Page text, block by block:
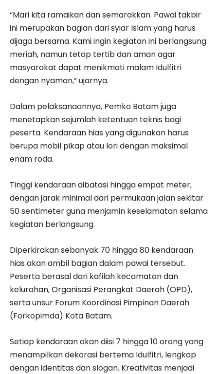
“Mari kita ramaikan dan semarakkan. Pawai takbir
ini merupakan bagian dari syiar Islam yang harus
dijaga bersama. Kami ingin kegiatan ini berlangsung
meriah, namun tetap tertib dan aman agar
masyarakat dapat menikmati malam Idulfitri
dengan nyaman,” ujarnya.
Dalam pelaksanaannya, Pemko Batam juga
menetapkan sejumlah ketentuan teknis bagi
peserta. Kendaraan hias yang digunakan harus
berupa mobil pikap atau lori dengan maksimal
enam roda.
Tinggi kendaraan dibatasi hingga empat meter,
dengan jarak minimal dari permukaan jalan sekitar
50 sentimeter guna menjamin keselamatan selama
kegiatan berlangsung.
Diperkirakan sebanyak 70 hingga 80 kendaraan
hias akan ambil bagian dalam pawai tersebut.
Peserta berasal dari kafilah kecamatan dan
kelurahan, Organisasi Perangkat Daerah (OPD),
serta unsur Forum Koordinasi Pimpinan Daerah
(Forkopimda) Kota Batam.
Setiap kendaraan akan diisi 7 hingga 10 orang yang
menampilkan dekorasi bertema Idulfitri, lengkap
dengan identitas dan slogan. Kreativitas menjadi